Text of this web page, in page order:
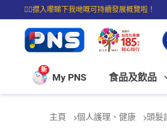
☝🏼㩒入嚟睇下我哋嘅可持續發展概覽啦！
⭐購物滿$399即享免費送貨；滿$100即可免
新
My PNS 食品及飲品
主頁 個人護理、健康 頭髮